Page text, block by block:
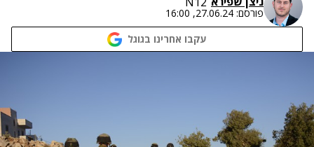
פורסם: 27.06.24, 16:00
עקבו אחרינו בגוגל